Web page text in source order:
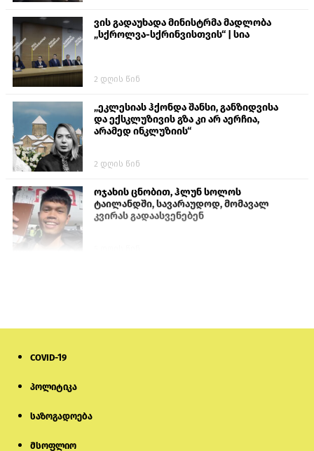
ვის გადაუხადა მინისტრმა მადლობა
„სქროლვა-სქრინვისთვის“ | სია
2 დღის წინ
„ეკლესიას ჰქონდა შანსი, განზიდვისა
და ექსკლუზივის გზა კი არ აერჩია,
არამედ ინკლუზიის“
2 დღის წინ
ოჯახის ცნობით, ჰლუნ სოლოს
ტაილანდში, სავარაუდოდ, მომავალ
კვირას გადაასვენებენ
COVID-19
პოლიტიკა
საზოგადოება
მსოფლიო